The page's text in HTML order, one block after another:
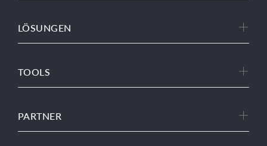
LÖSUNGEN
TOOLS
PARTNER